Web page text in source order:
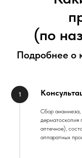
(по
Подробнее о
Сбор анамнеза,
дерматоскопия
аптечное),
аппаратных